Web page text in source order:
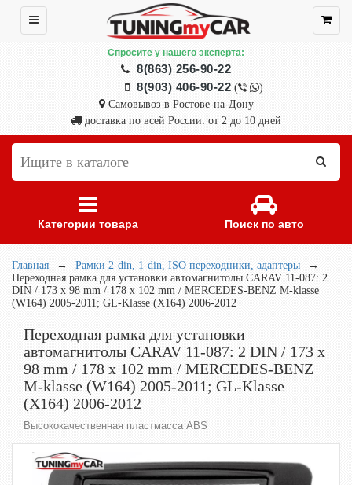
Спросите у нашего эксперта:
8(863) 256-90-22
8(903) 406-90-22 (
)
Самовывоз в Ростове-на-Дону
доставка по всей России: от 2 до 10 дней
Категории товара Поиск по авто
Главная → Рамки 2-din, 1-din, ISO переходники, адаптеры
→
Переходная рамка для установки автомагнитолы CARAV 11-087: 2
DIN / 173 x 98 mm / 178 x 102 mm / MERCEDES-BENZ M-klasse
(W164) 2005-2011; GL-Klasse (X164) 2006-2012
Переходная рамка для установки
автомагнитолы CARAV 11-087: 2 DIN / 173 x
98 mm / 178 x 102 mm / MERCEDES-BENZ
M-klasse (W164) 2005-2011; GL-Klasse
(X164) 2006-2012
Высококачественная пластмасса ABS